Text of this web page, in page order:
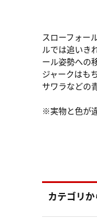
スローフォー
ルでは追いき
ール姿勢への
ジャークはも
サワラなどの
※実物と色が
カテゴリ